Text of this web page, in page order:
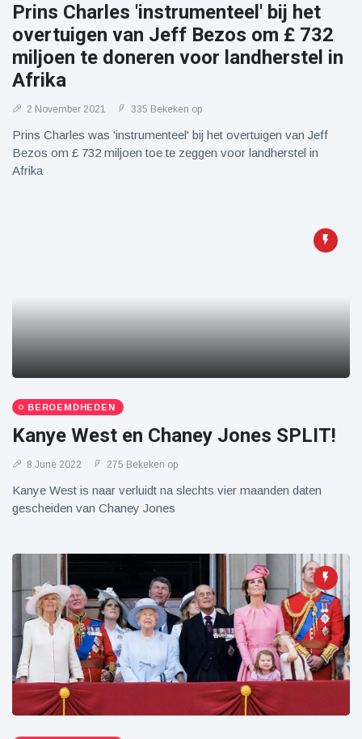
Prins Charles 'instrumenteel' bij het
overtuigen van Jeff Bezos om £ 732
miljoen te doneren voor landherstel in
Afrika
2 November 2021 335 Bekeken op
Prins Charles was 'instrumenteel' bij het overtuigen van Jeff
Bezos om £ 732 miljoen toe te zeggen voor landherstel in
Afrika
BEROEMDHEDEN
Kanye West en Chaney Jones SPLIT!
8 June 2022 275 Bekeken op
Kanye West is naar verluidt na slechts vier maanden daten
gescheiden van Chaney Jones